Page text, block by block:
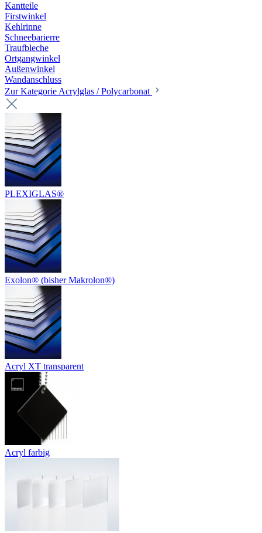
Kantteile
Firstwinkel
Kehlrinne
Schneebarierre
Traufbleche
Ortgangwinkel
Außenwinkel
Wandanschluss
Zur Kategorie Acrylglas / Polycarbonat
PLEXIGLAS®
Exolon® (bisher Makrolon®)
Acryl XT transparent
Acryl farbig